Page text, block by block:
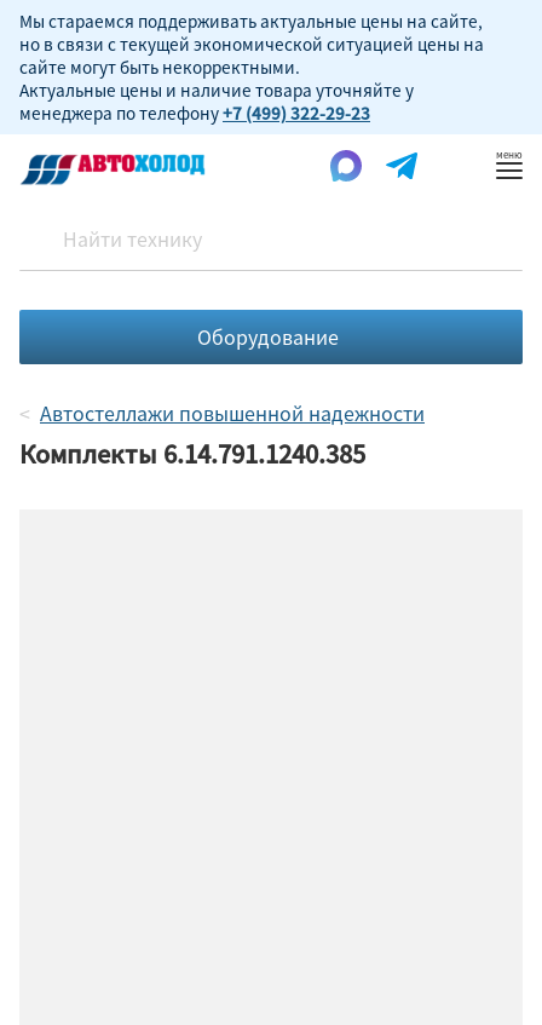
Мы стараемся поддерживать актуальные цены на сайте,
но в связи с текущей экономической ситуацией цены на
сайте могут быть некорректными.
Актуальные цены и наличие товара уточняйте у
менеджера по телефону+7 (499) 322-29-23
Оборудование
Автостеллажи повышенной надежности
Комплекты 6.14.791.1240.385